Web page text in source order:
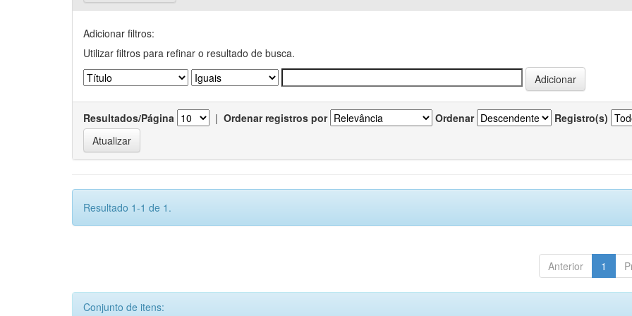
Adicionar filtros:
Utilizar filtros para refinar o resultado de busca.
Resultados/Página | Ordenar registros por Ordenar Registro(s)
Resultado 1-1 de 1.
Anterior 1
Conjunto de itens: